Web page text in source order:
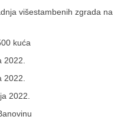
višestambenih zgrada na
kuća
2022.
2022.
2022.